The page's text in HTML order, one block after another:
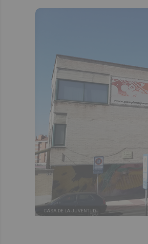
CASA DE LA JUVENTUD